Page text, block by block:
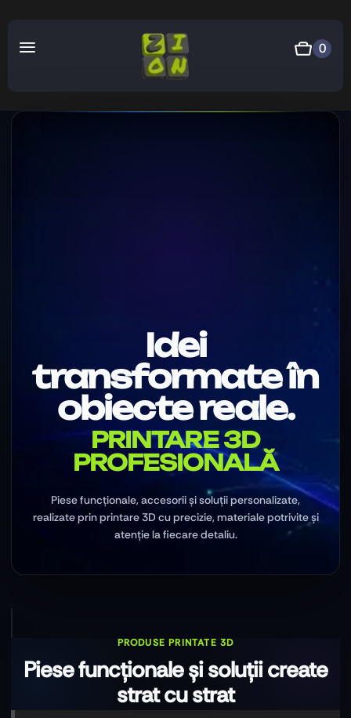
0
PRINTARE 3D
PROFESIONALĂ
Idei
transformate în
obiecte reale.
Piese funcționale, accesorii și soluții personalizate,
realizate prin printare 3D cu precizie, materiale potrivite și
atenție la fiecare detaliu.